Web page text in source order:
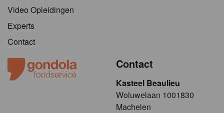
Video Opleidingen
Experts
Contact
Contact
Kasteel Beaulieu
​​​Woluwelaan 1001830
Machelen